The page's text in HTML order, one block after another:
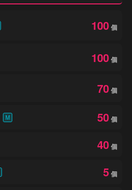
100 個
100 個
70 個
M 50 個
40 個
5 個